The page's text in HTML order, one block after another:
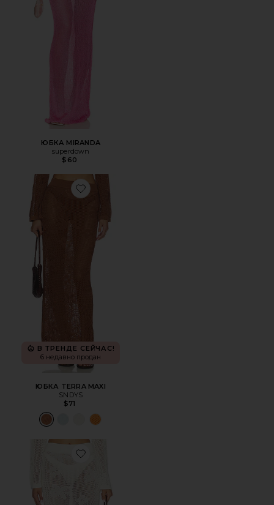
ЮБКА MIRANDA
superdown
$60
Favorite ЮБКА TERRA MAXI
В ТРЕНДЕ СЕЙЧАС!
6 недавно продан
ЮБКА TERRA MAXI
SNDYS
$71
Favorite ЮБКА TERRA MAXI